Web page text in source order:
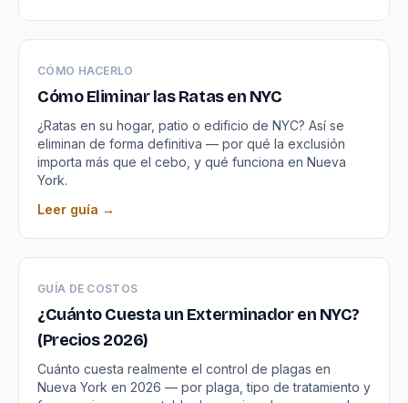
CÓMO HACERLO
Cómo Eliminar las Ratas en NYC
¿Ratas en su hogar, patio o edificio de NYC? Así se
eliminan de forma definitiva — por qué la exclusión
importa más que el cebo, y qué funciona en Nueva
York.
Leer guía →
GUÍA DE COSTOS
¿Cuánto Cuesta un Exterminador en NYC?
(Precios 2026)
Cuánto cuesta realmente el control de plagas en
Nueva York en 2026 — por plaga, tipo de tratamiento y